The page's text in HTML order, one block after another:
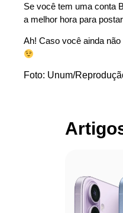
Se você tem uma conta
a melhor hora para
Ah! Caso você ainda não
Foto: Unum/